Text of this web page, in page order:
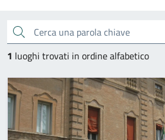
Cerca una parola chiave
1 luoghi trovati in ordine alfabetico